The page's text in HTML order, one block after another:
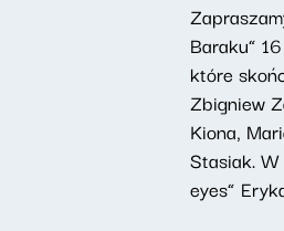
Baraku”
które
Zbigniew
Kiona,
Stasiak. W
eyes”